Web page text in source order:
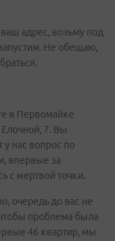
адрес, возьму под
Не обещаю,
в Первомайке
7. Вы
у нас вопрос по
впервые за
с мертвой точки.
очередь до вас не
проблема была
46 квартир, мы